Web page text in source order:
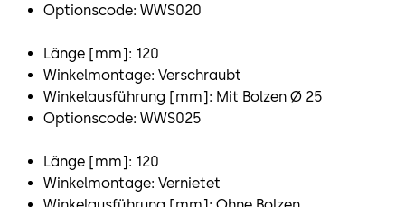
Optionscode: WWS020
Länge [mm]: 120
Winkelmontage: Verschraubt
Winkelausführung [mm]: Mit Bolzen Ø 25
Optionscode: WWS025
Länge [mm]: 120
Winkelmontage: Vernietet